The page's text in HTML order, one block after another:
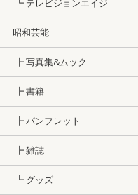
┗ テレビジョンエイジ
昭和芸能
┣ 写真集&ムック
┣ 書籍
┣ パンフレット
┣ 雑誌
┗ グッズ